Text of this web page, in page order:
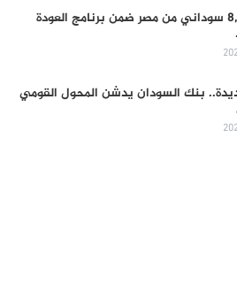
تفويج 8,700 سوداني من مصر ضمن برنامج العودة
بنك السودان يدشن المحول القومي